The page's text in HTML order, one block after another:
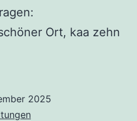
Ort, kaa zehn
2025